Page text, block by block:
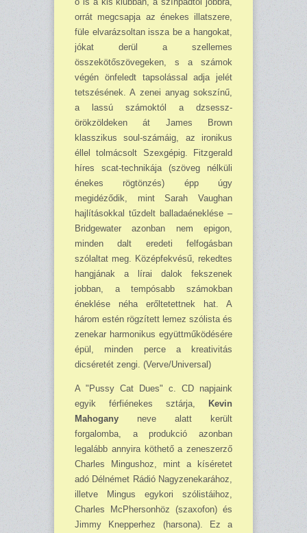
orrát megcsapja az énekes illatszere,
füle elvarázsoltan issza be a hangokat,
jókat derül a szellemes
összekötőszövegeken, s a számok
végén önfeledt tapsolással adja jelét
tetszésének. A zenei anyag sokszínű,
a lassú számoktól a dzsessz-
örökzöldeken át James Brown
klasszikus soul-számáig, az ironikus
éllel tolmácsolt Szexgépig. Fitzgerald
híres scat-technikája (szöveg nélküli
énekes rögtönzés) épp úgy
megidéződik, mint Sarah Vaughan
hajlításokkal tűzdelt balladaéneklése –
Bridgewater azonban nem epigon,
minden dalt eredeti felfogásban
szólaltat meg. Középfekvésű, rekedtes
hangjának a lírai dalok fekszenek
jobban, a tempósabb számokban
éneklése néha erőltetettnek hat. A
három estén rögzített lemez szólista és
zenekar harmonikus együttműködésére
épül, minden perce a kreativitás
dicséretét zengi. (Verve/Universal)
A "Pussy Cat Dues" c. CD napjaink
egyik férfiénekes sztárja,
Kevin
Mahogany neve alatt került
forgalomba, a produkció azonban
legalább annyira köthető a zeneszerző
Charles Mingushoz, mint a kíséretet
adó Délnémet Rádió Nagyzenekarához,
illetve Mingus egykori szólistáihoz,
Charles McPhersonhöz (szaxofon) és
Jimmy Knepperhez (harsona). Ez a